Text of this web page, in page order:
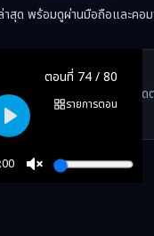
าสุด พร้อมดูผ่านมือถือและคอ
ตอนที่ 74/80
รายการตอน
Play
พากย์ไท
ส์จีนออนไลน์ฟรี ที่รวบร
น หนังแนวตั้ง พากย์ไทย อัปเ